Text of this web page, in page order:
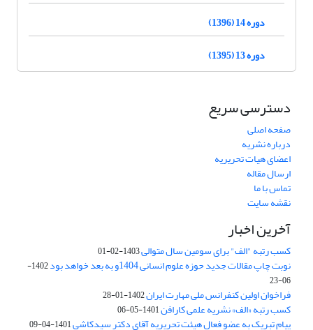
دوره 14 (1396)
دوره 13 (1395)
دسترسی سریع
صفحه اصلی
درباره نشریه
اعضای هیات تحریریه
ارسال مقاله
تماس با ما
نقشه سایت
آخرین اخبار
کسب رتبه "الف" برای سومین سال متوالی1403-02-01
نوبت چاپ مقالات جدید حوزه علوم انسانی 1404و به بعد خواهد بود
1402-
06-23
فراخوان اولین کنفرانس ملی مهارت ایران1402-01-28
کسب رتبه «الف» نشریه علمی کارافن1401-05-06
پیام تبریک به عضو فعال هیئت تحریریه آقای دکتر سیدکاشی1401-04-09